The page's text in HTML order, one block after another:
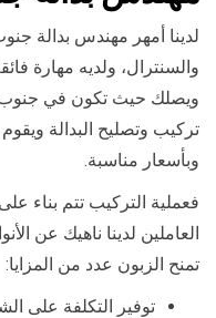
لدينا أمهر مهندس بدالة
والسنترال، ولديه مهارة
ويصلك حيث تكون في جنوب
تركيب وتصليح البدالة
وبأسعار مناسبة.
فعملية التركيب تتم بناء
العاملين لدينا ناهيك عن
تمنح الزبون عدد من المزايا:
توفير التكلفة على